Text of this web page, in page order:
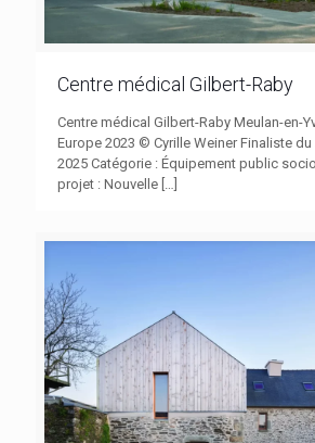
Centre médical Gilbert-Raby
Centre médical Gilbert-Raby Meulan-en-
Europe 2023 © Cyrille Weiner Finaliste
2025 Catégorie : Équipement public
projet : Nouvelle […]